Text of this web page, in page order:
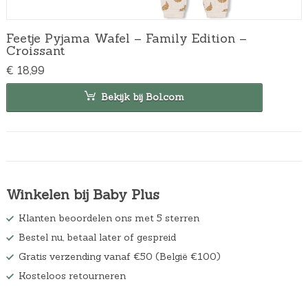
Feetje Pyjama Wafel – Family Edition –
Croissant
€ 18,99
Bekijk bij Bol.com
Winkelen bij Baby Plus
Klanten beoordelen ons met 5 sterren
Bestel nu, betaal later of gespreid
Gratis verzending vanaf €50 (België €100)
Kosteloos retourneren